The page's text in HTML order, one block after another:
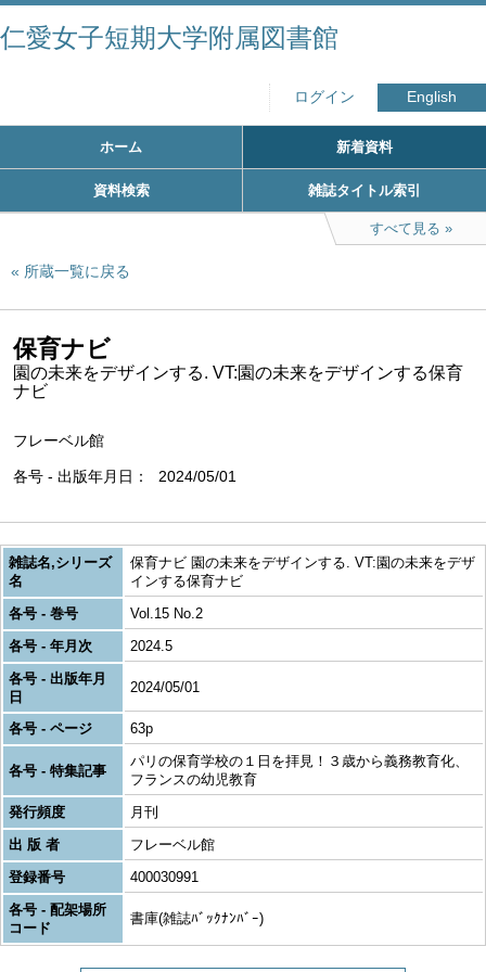
仁愛女子短期大学附属図書館
ログイン English
ホーム 新着資料
資料検索 雑誌タイトル索引
すべて見る
所蔵一覧に戻る
保育ナビ
園の未来をデザインする. VT:園の未来をデザインする保育
ナビ
フレーベル館
各号 - 出版年月日 2024/05/01
雑誌名,シリーズ
名
保育ナビ 園の未来をデザインする. VT:園の未来をデザ
インする保育ナビ
各号 - 巻号
Vol.15 No.2
各号 - 年月次
2024.5
各号 - 出版年月
日
2024/05/01
各号 - ページ 63p
各号 - 特集記事
パリの保育学校の１日を拝見！３歳から義務教育化、
フランスの幼児教育
発行頻度
月刊
出 版 者
フレーベル館
登録番号
400030991
各号 - 配架場所
コード
書庫(雑誌ﾊﾞｯｸﾅﾝﾊﾞｰ)